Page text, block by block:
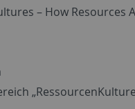
– How Resources